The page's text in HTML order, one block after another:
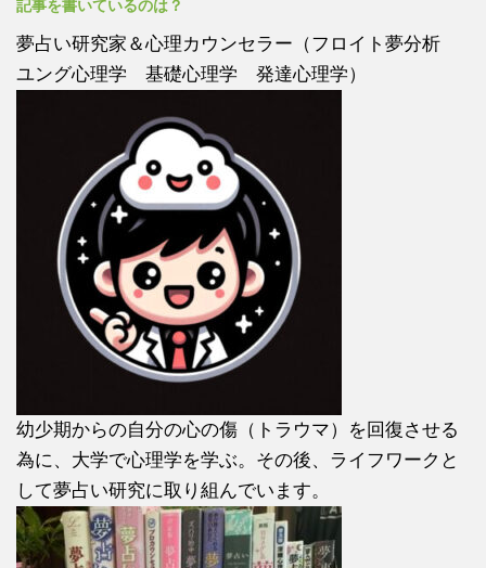
記事を書いているのは？
夢占い研究家＆心理カウンセラー（フロイト夢分析
ユング心理学 基礎心理学 発達心理学）
幼少期からの自分の心の傷（トラウマ）を回復させる
為に、大学で心理学を学ぶ。その後、ライフワークと
して夢占い研究に取り組んでいます。